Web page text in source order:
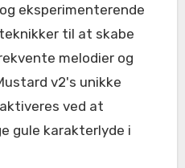
eksperimenterende
til at skabe
melodier og
v2's unikke
ved at
gule karakterlyde i